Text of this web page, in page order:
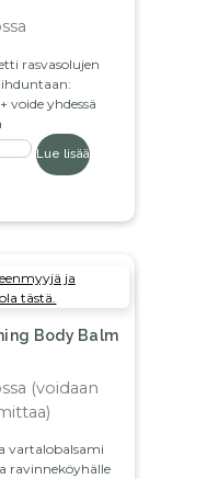
rasvasolujen
voide yhdessä
Lue lisää
ja
tästä.
Body Balm
(voidaan
vartalobalsami
ravinneköyhälle